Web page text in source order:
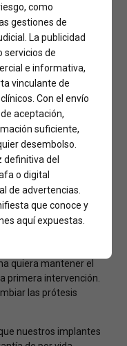
en reemplazar
previamente hayan
quiera mantener el
primera intervención.
las prótesis
nuestros implantes
como
gestiones de
La publicidad
servicios de
e informativa,
vinculante de
Con el envío
aceptación,
suficiente,
desembolso.
del
o digital
de advertencias.
que conoce y
aquí expuestas.